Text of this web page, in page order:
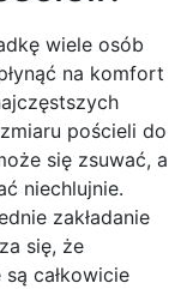
wiele osób
na komfort
pościeli do
się zsuwać, a
niechlujnie.
zakładanie
się, że
całkowicie